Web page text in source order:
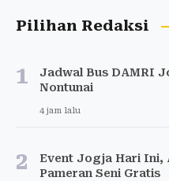
Pilihan Redaksi
1
Jadwal Bus DAMRI
Nontunai
4 jam lalu
2
Event Jogja Hari Ini,
Pameran Seni Gratis